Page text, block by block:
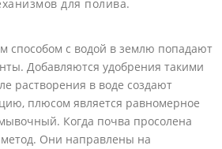
для полива.
способом с водой в землю попадают
Добавляются удобрения такими
растворения в воде создают
плюсом является равномерное
Когда почва просолена
Они направлены на